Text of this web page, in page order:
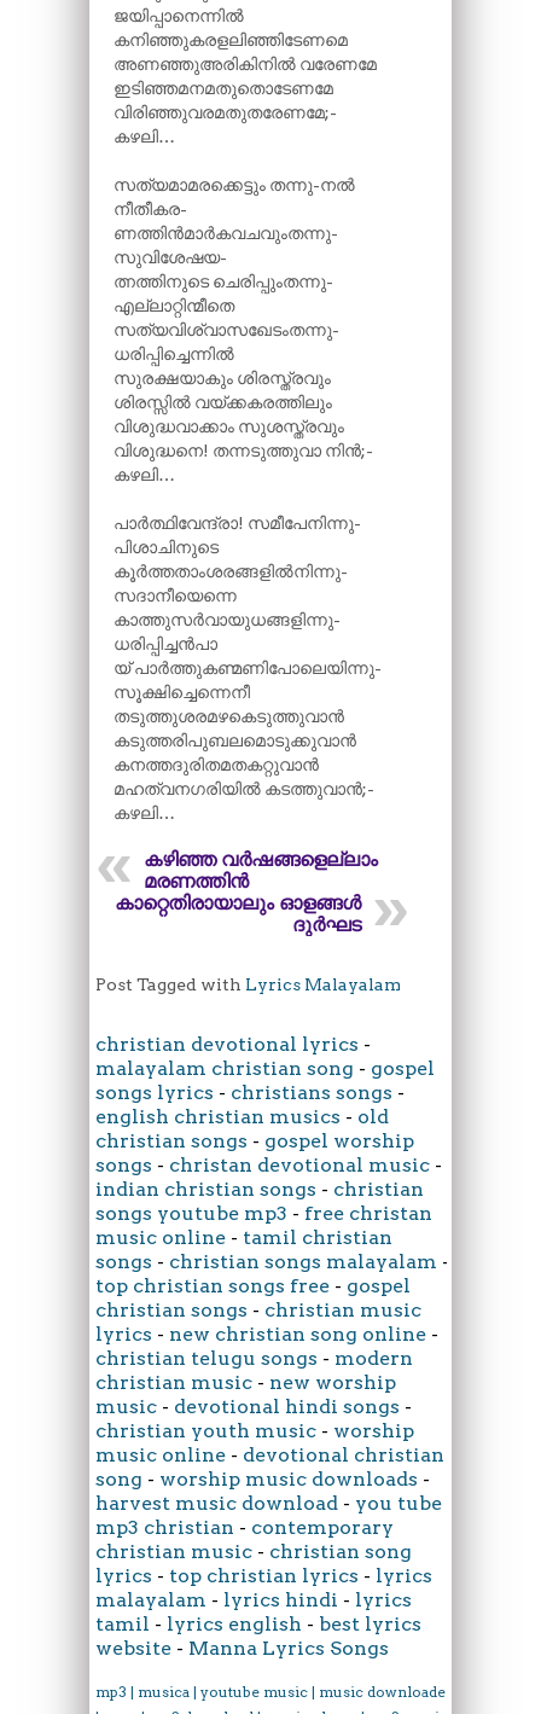
ജയിപ്പാനെന്നിൽ
കനിഞ്ഞുകരളലിഞ്ഞിടേണമെ
അണഞ്ഞുഅരികിനിൽ വരേണമേ
ഇടിഞ്ഞമനമതുതൊടേണമേ
വിരിഞ്ഞുവരമതുതരേണമേ;-
കഴലി…
സത്യമാമരക്കെട്ടും തന്നു-നൽ
നീതീകര-
ണത്തിൻമാർകവചവുംതന്നു-
സുവിശേഷയ-
ത്നത്തിനുടെ ചെരിപ്പുംതന്നു-
എല്ലാറ്റിന്മീതെ
സത്യവിശ്വാസഖേടംതന്നു-
ധരിപ്പിച്ചെന്നിൽ
സുരക്ഷയാകും ശിരസ്ത്രവും
ശിരസ്സിൽ വയ്ക്കകരത്തിലും
വിശുദ്ധവാക്കാം സുശസ്ത്രവും
വിശുദ്ധനെ! തന്നടുത്തുവാ നിൻ;-
കഴലി…
പാർത്ഥിവേന്ദ്രാ! സമീപേനിന്നു-
പിശാചിനുടെ
കൂർത്തതാംശരങ്ങളിൽനിന്നു-
സദാനീയെന്നെ
കാത്തുസർവായുധങ്ങളിന്നു-
ധരിപ്പിച്ചൻപാ
യ് പാർത്തുകണ്മണിപോലെയിന്നു-
സൂക്ഷിച്ചെന്നെനീ
തടുത്തുശരമഴകെടുത്തുവാൻ
കടുത്തരിപുബലമൊടുക്കുവാൻ
കനത്തദുരിതമതകറ്റുവാൻ
മഹത്വനഗരിയിൽ കടത്തുവാൻ;-
കഴലി…
കഴിഞ്ഞ വർഷങ്ങളെല്ലാം
മരണത്തിൻ
കാറ്റെതിരായാലും ഓളങ്ങൾ
ദുർഘട
Post Tagged with Lyrics Malayalam
christian devotional lyrics -
malayalam christian song - gospel
songs lyrics - christians songs -
english christian musics - old
christian songs - gospel worship
songs - christan devotional music -
indian christian songs - christian
songs youtube mp3 - free christan
music online - tamil christian
songs - christian songs malayalam -
top christian songs free - gospel
christian songs - christian music
lyrics - new christian song online -
christian telugu songs - modern
christian music - new worship
music - devotional hindi songs -
christian youth music - worship
music online - devotional christian
song - worship music downloads -
harvest music download - you tube
mp3 christian - contemporary
christian music - christian song
lyrics - top christian lyrics - lyrics
malayalam - lyrics hindi - lyrics
tamil - lyrics english - best lyrics
website - Manna Lyrics Songs
mp3 | musica | youtube music | music downloader